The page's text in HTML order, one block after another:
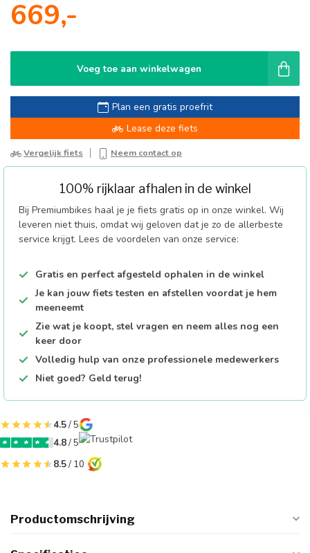
669,-
Voeg toe aan winkelwagen
Plan een gratis proefrit
Lease deze fiets
Vergelijk fiets Neem contact op
100% rijklaar afhalen in de winkel
Bij Premiumbikes haal je je fiets gratis op in onze winkel. Wij
leveren niet thuis, omdat wij geloven dat je zo de allerbeste
service krijgt. Lees de voordelen van onze service:
Gratis en perfect afgesteld ophalen in de winkel
Je kan jouw fiets testen en afstellen voordat je hem
meeneemt
Zie wat je koopt, stel vragen en neem alles nog een
keer door
Volledig hulp van onze professionele medewerkers
Niet goed? Geld terug!
4.5/ 5
4.8/ 5
8.5/ 10
Productomschrijving